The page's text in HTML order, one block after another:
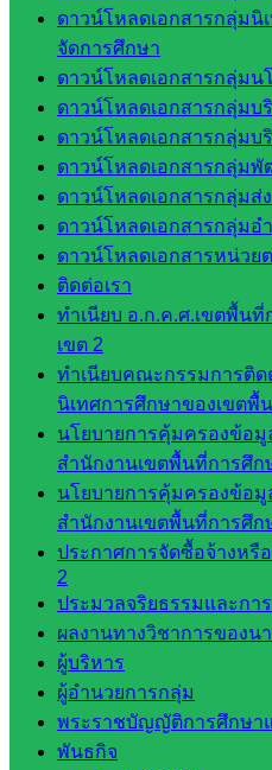
ดาวน์โหลดเอกสารกลุ่มนิ
จัดการศึกษา
ดาวน์โหลดเอกสารกลุ่มน
ดาวน์โหลดเอกสารกลุ่มบ
ดาวน์โหลดเอกสารกลุ่มบ
ดาวน์โหลดเอกสารกลุ่ม
ดาวน์โหลดเอกสารกลุ่มส่
ดาวน์โหลดเอกสารกลุ่มอ
ดาวน์โหลดเอกสารหน่วย
ติดต่อเรา
ทำเนียบ อ.ก.ค.ศ.เขตพื้น
เขต 2
ทำเนียบคณะกรรมการติด
นิเทศการศึกษาของเขตพื้
นโยบายการคุ้มครองข้อมู
สำนักงานเขตพื้นที่การศึก
นโยบายการคุ้มครองข้อมู
สำนักงานเขตพื้นที่การศึก
ประกาศการจัดซื้อจ้างหรื
2
ประมวลจริยธรรมและกา
ผลงานทางวิชาการของ
ผู้บริหาร
ผู้อำนวยการกลุ่ม
พระราชบัญญัติการศึกษา
พันธกิจ
ศน.นิพนธ์
พรมพิไล
ห้อง
นิเทศ
ศน.ชยา
ธิศ/
ศน.อัญชลี
ห้อง
นิเทศ
ดร.สราว
ดี เพ็งศรี
โคตร
เว็บไซต์
คณะ
กรรมการ
ก.ต.ป.น.
เว็บไซต์
อ.ค.ก.ศ.เขต
พื้นที่การ
ศึกษา
ดาวน์โหลด
เอกสาร